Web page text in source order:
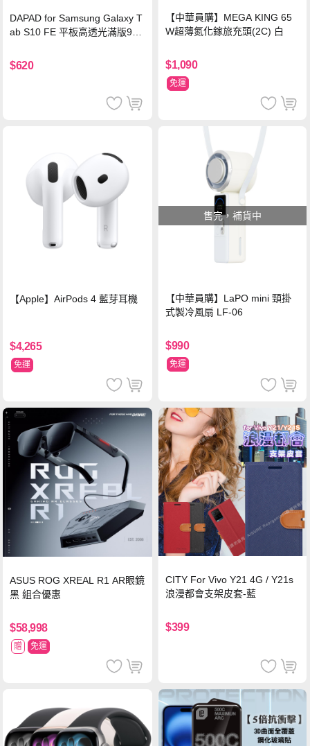
DAPAD for Samsung Galaxy T
ab S10 FE 平板高透光滿版9H
$620
【中華員購】MEGA KING 65
W超薄氮化鎵旅充頭(2C) 白
$1,090
免運
【Apple】AirPods 4 藍芽耳機
$4,265
免運
售完，補貨中
【中華員購】LaPO mini 頸掛
式製冷風扇 LF-06
$990
免運
ASUS ROG XREAL R1 AR眼鏡
黑 組合優惠
$58,998
贈 免運
CITY For Vivo Y21 4G / Y21s
浪漫都會支架皮套-藍
$399